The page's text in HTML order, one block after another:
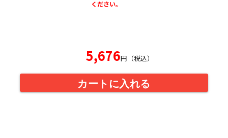
ください。
5,676円（税込）
カートに入れる